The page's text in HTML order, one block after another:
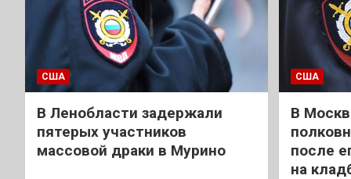
США
В Ленобласти задержали
пятерых участников
массовой драки в Мурино
США
В
после
на